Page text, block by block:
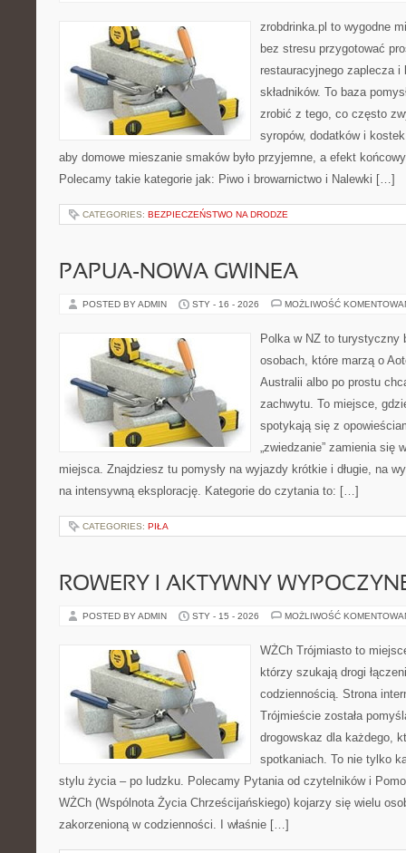
zrobdrinka.pl to wygodne
bez stresu przygotować
restauracyjnego zaplecza
składników. To baza
zrobić z tego, co często
syropów, dodatków i
aby domowe mieszanie smaków było przyjemne, a efekt
Polecamy takie kategorie jak: Piwo i browarnictwo i Nalewki […]
CATEGORIES: BEZPIECZEŃSTWO NA DRODZE
PAPUA-NOWA GWINEA
POSTED BY ADMIN STY - 16 - 2026 MOŻLIWOŚĆ
Polka w NZ to turystyczny
osobach, które marzą o
Australii albo po prostu
zachwytu. To miejsce,
spotykają się z
„zwiedzanie” zamienia się
miejsca. Znajdziesz tu pomysły na wyjazdy krótkie i długie, na
na intensywną eksplorację. Kategorie do czytania to: […]
CATEGORIES: PIŁA
ROWERY I AKTYWNY
POSTED BY ADMIN STY - 15 - 2026 MOŻLIWOŚĆ
WŻCh Trójmiasto to
którzy szukają drogi
codziennością. Strona
Trójmieście została
drogowskaz dla każdego,
spotkaniach. To nie tylko
stylu życia – po ludzku. Polecamy Pytania od czytelników i
WŻCh (Wspólnota Życia Chrześcijańskiego) kojarzy się wielu
zakorzenioną w codzienności. I właśnie […]